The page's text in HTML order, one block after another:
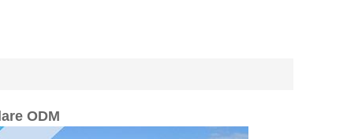
ODM